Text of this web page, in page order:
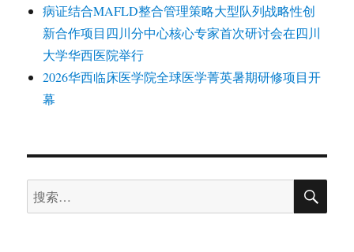
病证结合MAFLD整合管理策略大型队列战略性创
新合作项目四川分中心核心专家首次研讨会在四川
大学华西医院举行
2026华西临床医学院全球医学菁英暑期研修项目开
幕
搜
索：
搜